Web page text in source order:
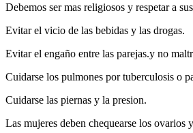
Debemos ser mas religiosos y respetar a
Evitar el vicio de las bebidas y las drogas.
Evitar el engaño entre las parejas.y no
Cuidarse los pulmones por tuberculosis o
Cuidarse las piernas y la presion.
Las mujeres deben chequearse los ovarios